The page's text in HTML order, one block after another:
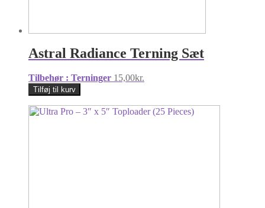
Astral Radiance Terning Sæt
Tilbehør : Terninger 15,00kr.
Tilføj til kurv